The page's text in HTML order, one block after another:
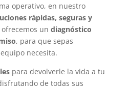
operativo, en nuestro
rápidas, seguras y
un diagnóstico
, para que sepas
necesita.
para devolverle la vida a tu
de todas sus